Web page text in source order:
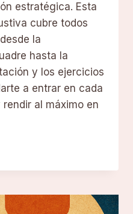
estratégica. Esta
cubre todos
la
hasta la
y los ejercicios
a entrar en cada
al máximo en